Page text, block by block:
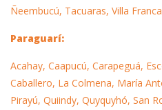
Ñeembucú, Tacuaras, Villa
Paraguarí:
Acahay, Caapucú, Carapeguá,
Caballero, La Colmena, María
Pirayú, Quiindy, Quyquyhó, San